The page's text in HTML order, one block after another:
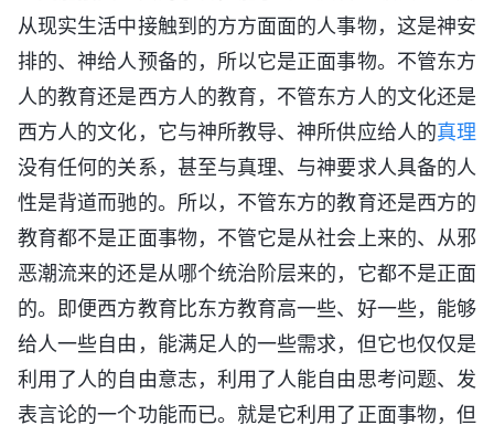
从现实生活中接触到的方方面面的人事物，这是神安
排的、神给人预备的，所以它是正面事物。不管东方
人的教育还是西方人的教育，不管东方人的文化还是
西方人的文化，它与神所教导、神所供应给人的真理
没有任何的关系，甚至与真理、与神要求人具备的人
性是背道而驰的。所以，不管东方的教育还是西方的
教育都不是正面事物，不管它是从社会上来的、从邪
恶潮流来的还是从哪个统治阶层来的，它都不是正面
的。即便西方教育比东方教育高一些、好一些，能够
给人一些自由，能满足人的一些需求，但它也仅仅是
利用了人的自由意志，利用了人能自由思考问题、发
表言论的一个功能而已。就是它利用了正面事物，但